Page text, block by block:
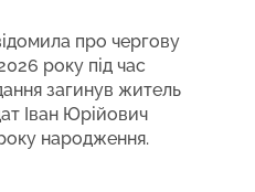
про чергову
року під час
загинув житель
Іван Юрійович
народження.